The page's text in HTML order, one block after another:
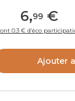
6,99€
0.3 € d’éco
Ajouter